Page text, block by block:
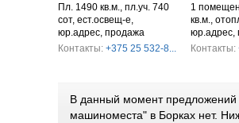
Пл. 1490 кв.м., пл.уч. 740
сот, ест.освещ-е,
юр.адрес, продажа
Контакты: +375 25 532-8...
1
кв.м.,
юр.адрес,
Контакты:
В данный момент предложений
машиноместа" в Борках нет.